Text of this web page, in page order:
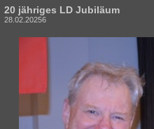
20 jähriges LD Jubiläum
28.02.20256